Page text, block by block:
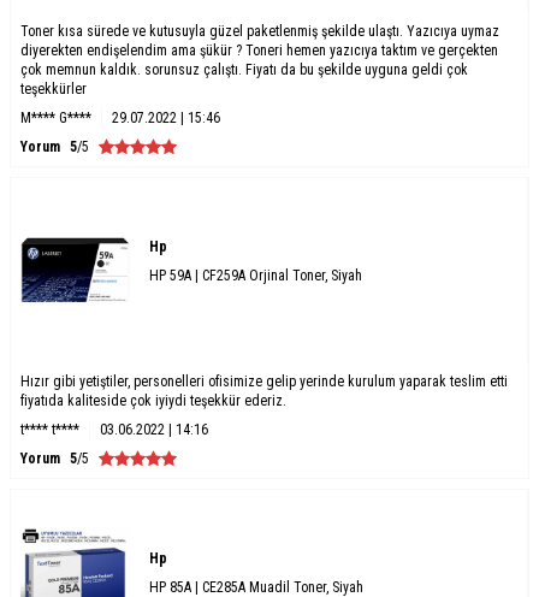
Toner kısa sürede ve kutusuyla güzel paketlenmiş şekilde ulaştı. Yazıcıya uymaz
diyerekten endişelendim ama şükür ? Toneri hemen yazıcıya taktım ve gerçekten
çok memnun kaldık. sorunsuz çalıştı. Fiyatı da bu şekilde uyguna geldi çok
teşekkürler
M**** G****
29.07.2022 | 15:46
Yorum 5/5
Hp
HP 59A | CF259A Orjinal Toner, Siyah
Hızır gibi yetiştiler, personelleri ofisimize gelip yerinde kurulum yaparak teslim etti
fiyatıda kaliteside çok iyiydi teşekkür ederiz.
t**** t****
03.06.2022 | 14:16
Yorum 5/5
Hp
HP 85A | CE285A Muadil Toner, Siyah